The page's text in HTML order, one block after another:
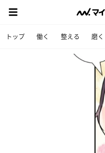
トップ 働く 整える 磨く